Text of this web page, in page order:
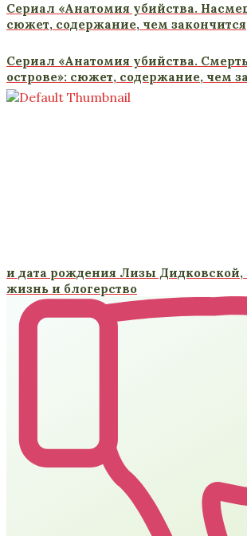
Сериал «Анатомия убийства.
сюжет, содержание, чем закончится
Сериал «Анатомия убийства.
острове»: сюжет, содержание, чем
и дата рождения Лизы Дидковской,
жизнь и блогерство